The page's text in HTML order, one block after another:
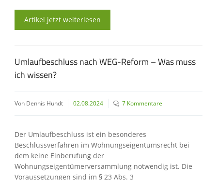
Artikel jetzt weiterlesen
Umlaufbeschluss nach WEG-Reform – Was muss
ich wissen?
Von Dennis Hundt 02.08.2024 7 Kommentare
Der Umlaufbeschluss ist ein besonderes
Beschlussverfahren im Wohnungseigentumsrecht bei
dem keine Einberufung der
Wohnungseigentümerversammlung notwendig ist. Die
Voraussetzungen sind im § 23 Abs. 3